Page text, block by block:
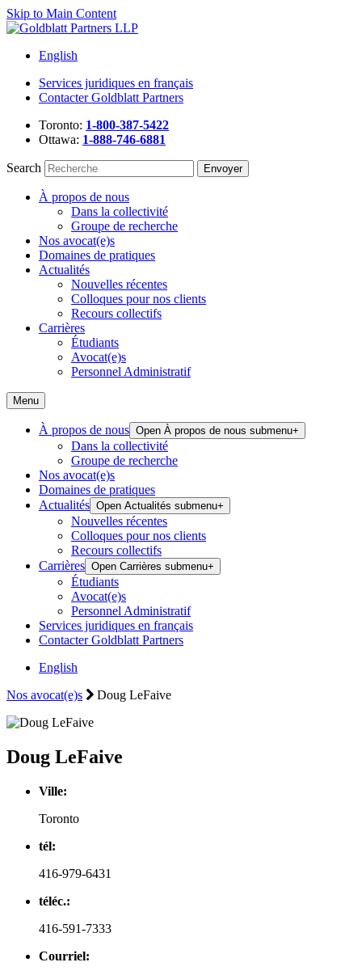
Skip to Main Content
English
Services juridiques en français
Contacter Goldblatt Partners
Toronto: 1-800-387-5422
Ottawa: 1-888-746-6881
Search
À propos de nous
Dans la collectivité
Groupe de recherche
Nos avocat(e)s
Domaines de pratiques
Actualités
Nouvelles récentes
Colloques pour nos clients
Recours collectifs
Carrières
Étudiants
Avocat(e)s
Personnel Administratif
Menu
À propos de nous Open À propos de nous submenu+
Dans la collectivité
Groupe de recherche
Nos avocat(e)s
Domaines de pratiques
Actualités Open Actualités submenu+
Nouvelles récentes
Colloques pour nos clients
Recours collectifs
Carrières Open Carrières submenu+
Étudiants
Avocat(e)s
Personnel Administratif
Services juridiques en français
Contacter Goldblatt Partners
English
Nos avocat(e)s
Doug LeFaive
Doug LeFaive
Ville:
Toronto
tél:
416-979-6431
téléc.:
416-591-7333
Courriel: